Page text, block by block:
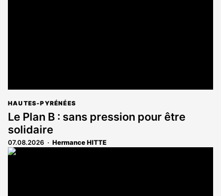
HAUTES-PYRÉNÉES
Le Plan B : sans pression pour être
solidaire
07.08.2026 Hermance HITTE